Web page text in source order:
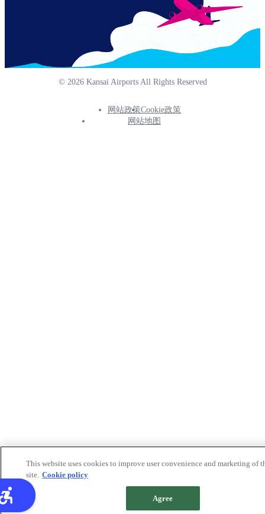
© 2026 Kansai Airports All Rights Reserved
Footer
网站政策Cookie政策
网站地图
This website uses cookies to improve user convenience and marketing of
site. Cookie policy
Agree